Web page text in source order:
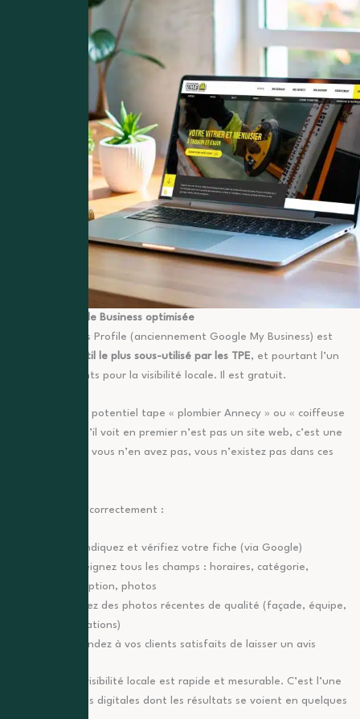
Une fiche Google Business optimisée
Google Business Profile (anciennement Google My Business) est
l’outil le plus sous-utilisé par les TPE, et pourtant l’un
des plus puissants pour la visibilité locale. Il est gratuit.
Lorsqu’un client potentiel tape « plombier Annecy » ou « coiffeuse
Thonon », ce qu’il voit en premier n’est pas un site web, c’est une
fiche Google. Si vous n’en avez pas, vous n’existez pas dans ces
Pour l’optimiser correctement :
Revendiquez et vérifiez votre fiche (via Google)
Renseignez tous les champs : horaires, catégorie,
description, photos
Ajoutez des photos récentes de qualité (façade, équipe,
réalisations)
Demandez à vos clients satisfaits de laisser un avis
L’impact sur la visibilité locale est rapide et mesurable. C’est l’une
des rares actions digitales dont les résultats se voient en quelques